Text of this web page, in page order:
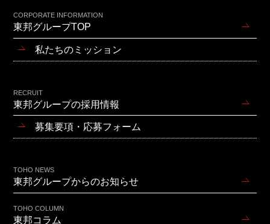
CORPORATE INFORMATION
東邦グループTOP
私たちのミッション
RECRUIT
東邦グループの採用情報
募集要項・応募フォーム
TOHO NEWS
東邦グループからのお知らせ
TOHO COLUMN
東邦コラム